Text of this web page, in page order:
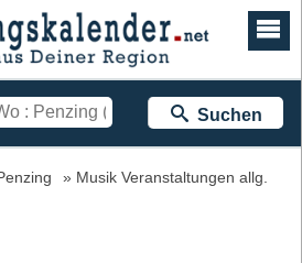
Suchen
Musik Veranstaltungen allg.